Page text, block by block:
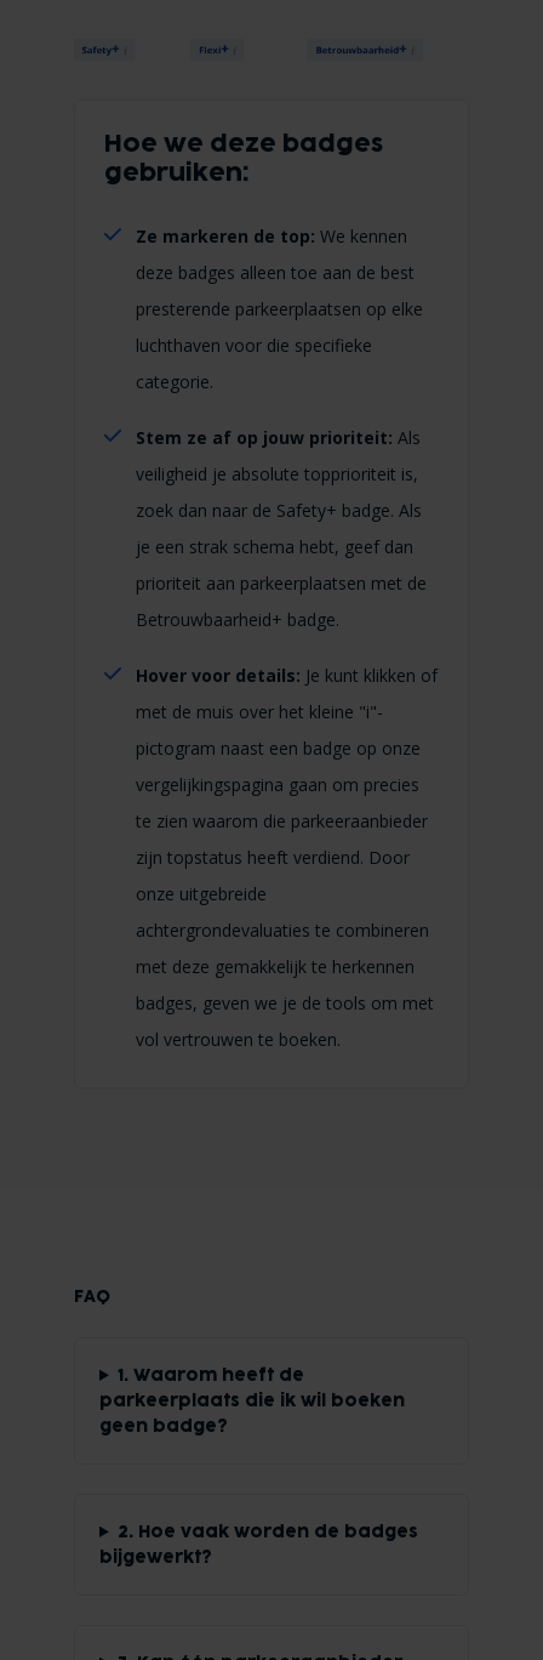
Hoe we deze badges
gebruiken:
Ze markeren de top: We kennen
deze badges alleen toe aan de best
presterende parkeerplaatsen op elke
luchthaven voor die specifieke
categorie.
Stem ze af op jouw prioriteit: Als
veiligheid je absolute topprioriteit is,
zoek dan naar de Safety+ badge. Als
je een strak schema hebt, geef dan
prioriteit aan parkeerplaatsen met de
Betrouwbaarheid+ badge.
Hover voor details: Je kunt klikken of
met de muis over het kleine "i"-
pictogram naast een badge op onze
vergelijkingspagina gaan om precies
te zien waarom die parkeeraanbieder
zijn topstatus heeft verdiend. Door
onze uitgebreide
achtergrondevaluaties te combineren
met deze gemakkelijk te herkennen
badges, geven we je de tools om met
vol vertrouwen te boeken.
FAQ
1. Waarom heeft de
parkeerplaats die ik wil boeken
geen badge?
2. Hoe vaak worden de badges
bijgewerkt?